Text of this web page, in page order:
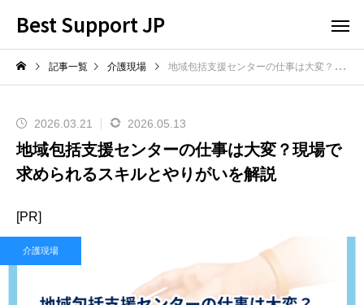
Best Support JP
記事一覧 介護現場 地域包括支援センターの仕事は大変？現場で求められるスキルとやりがいを解説
2026.03.21 2026.05.13
地域包括支援センターの仕事は大変？現場で
求められるスキルとやりがいを解説
[PR]
介護現場